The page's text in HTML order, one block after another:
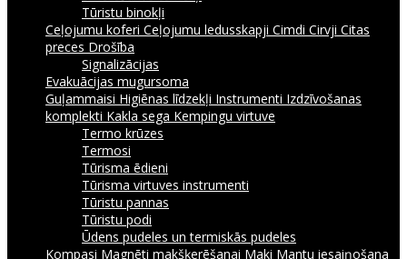
Tūristu binokļi
Ceļojumu koferi Ceļojumu ledusskapji Cimdi Cirvji Citas
preces Drošība
Signalizācijas
Evakuācijas mugursoma
Guļammaisi Higiēnas līdzekļi Instrumenti Izdzīvošanas
komplekti Kakla sega Kempingu virtuve
Termo krūzes
Termosi
Tūrisma ēdieni
Tūrisma virtuves instrumenti
Tūristu pannas
Tūristu podi
Ūdens pudeles un termiskās pudeles
Kompasi Magnēti makšķerēšanai Maki Mantu iesaiņošana